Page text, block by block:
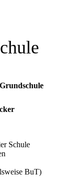
Schule
BuT)